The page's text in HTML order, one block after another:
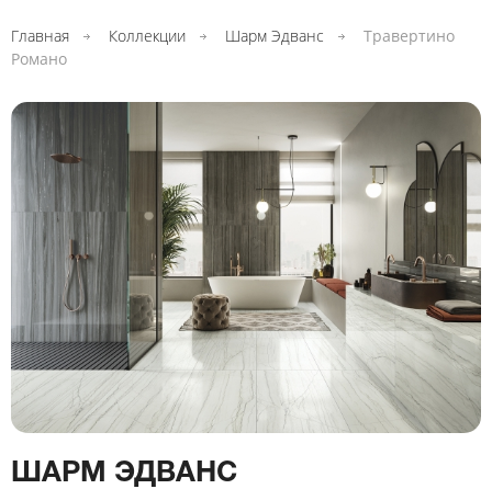
Главная Коллекции Шарм Эдванс
Травертино
Романо
ШАРМ ЭДВАНС